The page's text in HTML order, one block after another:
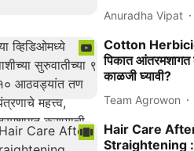
Anuradha Vipat
Cotton
पिकात आंतरमशागत
काळजी घ्यावी?
Team Agrowon
Hair Care
Straightening :